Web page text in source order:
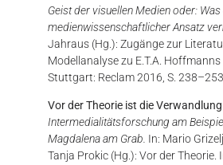
Geist der visuellen Medien oder: Was
medienwissenschaftlicher Ansatz
Jahraus (Hg.): Zugänge zur
Modellanalyse zu E.T.A. Hoffmanns
Stuttgart: Reclam 2016, S. 238–253.
Vor der Theorie ist die
Intermedialitätsforschung am
Magdalena am Grab. In: Mario
Tanja Prokic (Hg.): Vor der Theorie.